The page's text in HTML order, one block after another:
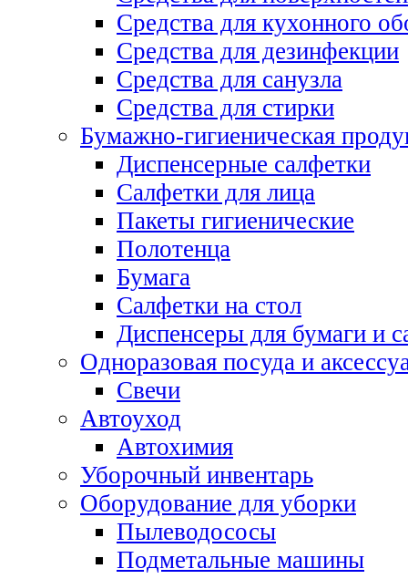
Средства для кухонного
Средства для дезинфекции
Средства для санузла
Средства для стирки
Бумажно-гигиеническая
Диспенсерные салфетки
Салфетки для лица
Пакеты гигиенические
Полотенца
Бумага
Салфетки на стол
Диспенсеры для бумаги и
Одноразовая посуда и
Свечи
Автоуход
Автохимия
Уборочный инвентарь
Оборудование для уборки
Пылеводососы
Подметальные машины